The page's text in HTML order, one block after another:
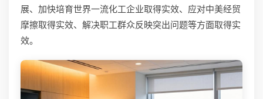
展、加快培育世界一流化工企业取得实效、应对中美经贸
摩擦取得实效、解决职工群众反映突出问题等方面取得实
效。